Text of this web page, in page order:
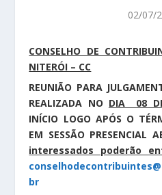
02/07/
CONSELHO DE
NITERÓI – CC
REUNIÃO PARA
REALIZADA NO DIA 08
INÍCIO LOGO APÓS O
EM SESSÃO PRESENCIAL
interessados poderão
br